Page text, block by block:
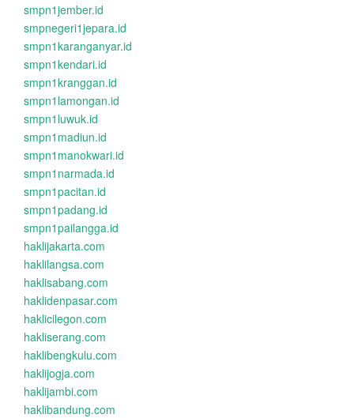
smpn1jember.id
smpnegeri1jepara.id
smpn1karanganyar.id
smpn1kendari.id
smpn1kranggan.id
smpn1lamongan.id
smpn1luwuk.id
smpn1madiun.id
smpn1manokwari.id
smpn1narmada.id
smpn1pacitan.id
smpn1padang.id
smpn1pailangga.id
haklijakarta.com
haklilangsa.com
haklisabang.com
haklidenpasar.com
haklicilegon.com
hakliserang.com
haklibengkulu.com
haklijogja.com
haklijambi.com
haklibandung.com